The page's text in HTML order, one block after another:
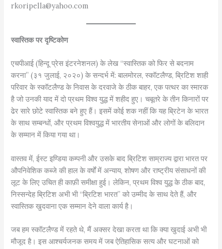
rkoripella@yahoo.com
स्वास्तिक पर दृष्टिकोण
एचपीआई (हिन्दू प्रेस इंटरनेशनल) के लेख “स्वास्तिक को फिर से बदनाम
करना” (३१ जुलाई, २०२०) के सन्दर्भ में: बालमोरल, स्कॉटलैण्ड, ब्रिटिश शाही
परिवार के स्कॉटलैण्ड के निवास के दरवाजे के ठीक बाहर, एक पत्थर का स्मारक
है जो उनकी याद में दो प्रथम विश्व युद्ध में शहीद हुए। चबूतरे के तीन किनारों पर
ढेर सारे छोटे स्वास्तिक बने हुए हैं। इसमें कोई शक नहीं कि यह ब्रिटेन के भारत
के साथ सम्बन्धों, और प्रथम विश्वयुद्ध में भारतीय सेनाओं और लोगों के बलिदान
के सम्मान में किया गया था।
वास्तव में, ईस्ट इण्डिया कम्पनी और उसके बाद ब्रिटिश साम्राज्य द्वारा भारत पर
औपनिवेशिक कब्जे की हाल के वर्षों में अन्याय, शोषण और राष्ट्रीय संसाधनों की
लूट के लिए उचित ही काफ़ी समीक्षा हुई। लेकिन, प्रथम विश्व युद्ध के ठीक बाद,
निस्सन्देह ब्रिटिश अभी भी “ब्रिटिश भारत” को उम्मीद के साथ देते हैं, और
स्वास्तिक खुदवाना एक सम्मान देने वाला कार्य है।
जब हम स्कॉटलैण्ड में रहते थे, मैं अक्सर देखा करता था कि क्या खुदाई अभी भी
मौजूद है। इस आश्चर्यजनक समय में जब ऐतिहासिक सत्य और घटनाओं को